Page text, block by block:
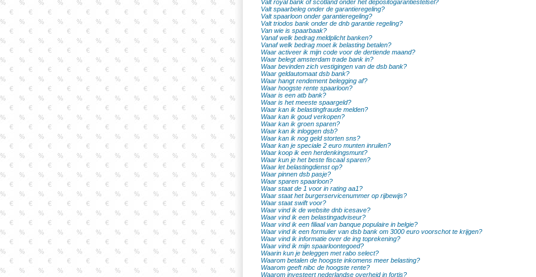
Valt royal bank of scotland onder het depositogarantiestelsel?
Valt spaarbeleg onder de garantieregeling?
Valt spaarloon onder garantieregeling?
Valt triodos bank onder de dnb garantie regeling?
Van wie is spaarbaak?
Vanaf welk bedrag meldplicht banken?
Vanaf welk bedrag moet ik belasting betalen?
Waar activeer ik mijn code voor de dertiende maand?
Waar belegt amsterdam trade bank in?
Waar bevinden zich vestigingen van de dsb bank?
Waar geldautomaat dsb bank?
Waar hangt rendement belegging af?
Waar hoogste rente spaarloon?
Waar is een atb bank?
Waar is het meeste spaargeld?
Waar kan ik belastingfraude melden?
Waar kan ik goud verkopen?
Waar kan ik groen sparen?
Waar kan ik inloggen dsb?
Waar kan ik nog geld storten sns?
Waar kan je speciale 2 euro munten inruilen?
Waar koop ik een herdenkingsmunt?
Waar kun je het beste fiscaal sparen?
Waar let belastingdienst op?
Waar pinnen dsb pasje?
Waar sparen spaarloon?
Waar staat de 1 voor in rating aa1?
Waar staat het burgerservicenummer op rijbewijs?
Waar staat swift voor?
Waar vind ik de website dnb icesave?
Waar vind ik een belastingadviseur?
Waar vind ik een filiaal van banque populaire in belgie?
Waar vind ik een formulier van dsb bank om 3000 euro voorschot te krijgen?
Waar vind ik informatie over de ing toprekening?
Waar vind ik mijn spaarloontegoed?
Waarin kun je beleggen met rabo select?
Waarom betalen de hoogste inkomens meer belasting?
Waarom geeft nibc de hoogste rente?
Waarom investeert nederlandse overheid in fortis?